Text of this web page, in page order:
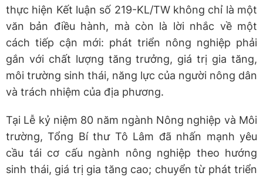
thực hiện Kết luận số 219-KL/TW không chỉ là một
văn bản điều hành, mà còn là lời nhắc về một
cách tiếp cận mới: phát triển nông nghiệp phải
gắn với chất lượng tăng trưởng, giá trị gia tăng,
môi trường sinh thái, năng lực của người nông dân
và trách nhiệm của địa phương.
Tại Lễ kỷ niệm 80 năm ngành Nông nghiệp và Môi
trường, Tổng Bí thư Tô Lâm đã nhấn mạnh yêu
cầu tái cơ cấu ngành nông nghiệp theo hướng
sinh thái, giá trị gia tăng cao; chuyển từ phát triển